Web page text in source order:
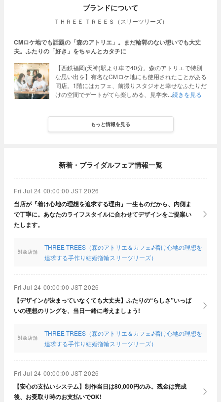
ブランドについて
ＴＨＲＥＥ ＴＲＥＥＳ（スリーツリーズ）
CMロケ地でも話題の「森のアトリエ」。まだ輪郭のない想いでも大丈
夫。ふたりの「好き」をちゃんとカタチに
【西鉄福岡(天神)駅より車で40分。森のアトリエで特別
な思い出を】有名なCMロケ地にも使用されたことがある
同店。1階にはカフェ、前撮りスタジオと幸せなふたりだ
けの空間でデートがてら楽しめる、見学来 続きを見る
もっと情報を見る
新着・ブライダルフェア情報一覧
Fri Jul 24 00:00:00 JST 2026
当店が『着け心地の理想を追求する理由』一生ものだから、内側ま
で丁寧に。あなたのライフスタイルに合わせてデザインをご提案い
たします。
対象店舗
THREE TREES（森のアトリエ＆カフェ♪着け心地の理想を
追求する手作り結婚指輪スリーツリーズ）
Fri Jul 24 00:00:00 JST 2026
【デザインが決まっていなくても大丈夫】ふたりの“らしさ”いっぱ
いの理想のリングを、当日一緒に考えましょう!
対象店舗
THREE TREES（森のアトリエ＆カフェ♪着け心地の理想を
追求する手作り結婚指輪スリーツリーズ）
Fri Jul 24 00:00:00 JST 2026
【安心の支払いシステム】制作当日は80,000円のみ。残金は完成
後、お受取り時のお支払いでOK!